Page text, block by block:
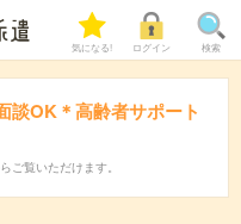
気になる! ログイン 検索
談OK＊高齢者サポート
ご覧いただけます。